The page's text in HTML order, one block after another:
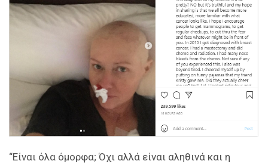
“Είναι όλα όμορφα; Όχι αλλά είναι αληθινά και η